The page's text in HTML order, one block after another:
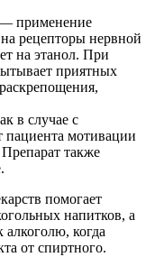
— применение
рецепторы нервной
на этанол. При
приятных
в случае с
пациента мотивации
также
помогает
напитков, а
когда
от спиртного.